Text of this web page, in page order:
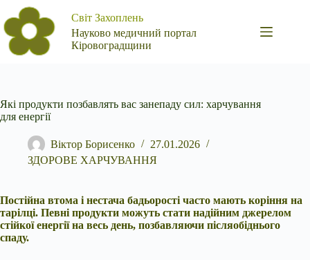
Перейти
до
вмісту
Світ Захоплень
Науково медичний портал
Кіровоградщини
Які продукти позбавлять вас занепаду сил: харчування
для енергії
Віктор Борисенко
27.01.2026
ЗДОРОВЕ ХАРЧУВАННЯ
Постійна втома і нестача бадьорості часто мають коріння на
тарілці. Певні продукти можуть стати надійним джерелом
стійкої енергії на весь день, позбавляючи післяобіднього
спаду.